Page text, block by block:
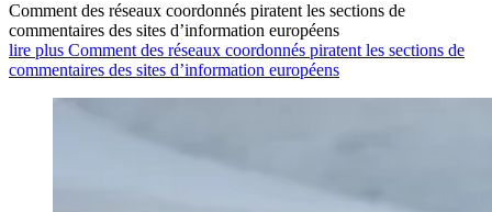
Comment des réseaux coordonnés piratent les sections de
commentaires des sites d’information européens
lire plus Comment des réseaux coordonnés piratent les sections de
commentaires des sites d’information européens